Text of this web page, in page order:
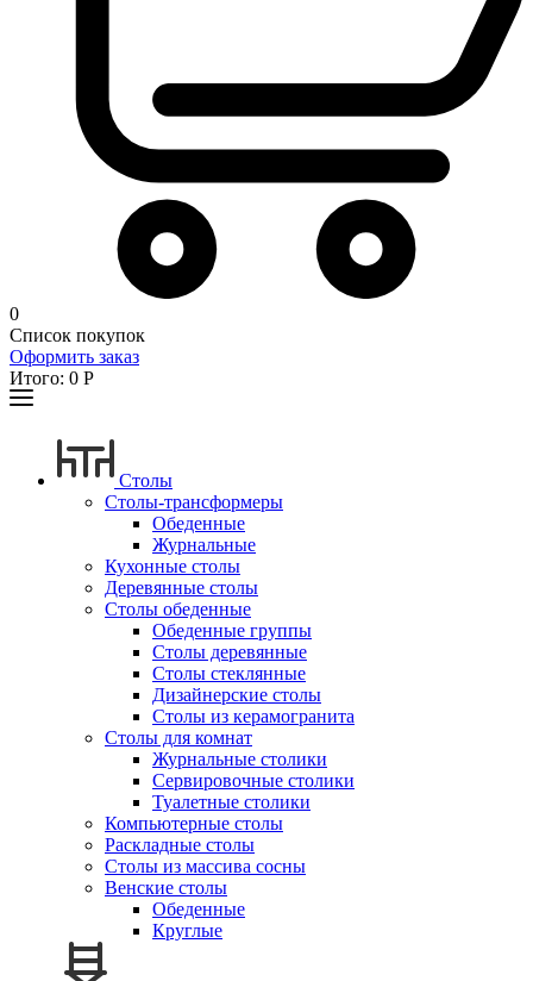
0
Список покупок
Оформить заказ
Итого: 0 Р
Столы
Столы-трансформеры
Обеденные
Журнальные
Кухонные столы
Деревянные столы
Столы обеденные
Обеденные группы
Столы деревянные
Столы стеклянные
Дизайнерские столы
Столы из керамогранита
Столы для комнат
Журнальные столики
Сервировочные столики
Туалетные столики
Компьютерные столы
Раскладные столы
Столы из массива сосны
Венские столы
Обеденные
Круглые